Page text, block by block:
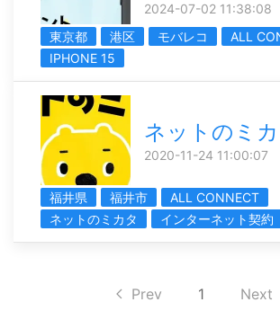
2024-07-02 11:38:08
東京都
港区 モバレコ
ALL
IPHONE 15
ネットのミカ
2020-11-24 11:00:07
福井県 福井市
ALL CONNECT
ネットのミカタ
インターネット契約
Prev 1 Next